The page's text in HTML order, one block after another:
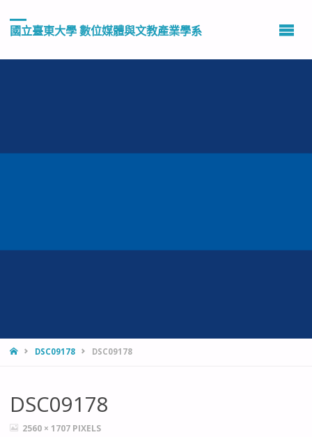
國立臺東大學 數位媒體與文教產業學系
HOMEDSC09178 DSC09178
DSC09178
FULL2560 × 1707 PIXELS